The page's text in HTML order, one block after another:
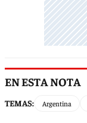
EN ESTA NOTA
TEMAS: Argentina